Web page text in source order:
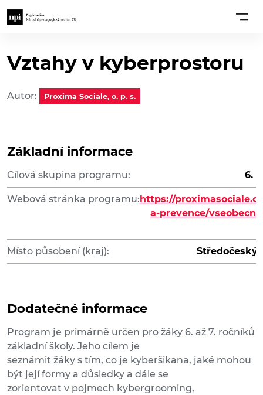
Vztahy v kyberprostoru
Autor: Proxima Sociale, o. p. s.
Základní informace
Cílová skupina programu: 6. -
Webová stránka programu: https://
a-prevence/
Místo působení (kraj): Středočeský
Dodatečné informace
Program je primárně určen pro žáky 6. až 7. ročníků
základní školy. Jeho cílem je
seznámit žáky s tím, co je kyberšikana, jaké mohou
být její formy a důsledky a dále se
zorientovat v pojmech kybergrooming,